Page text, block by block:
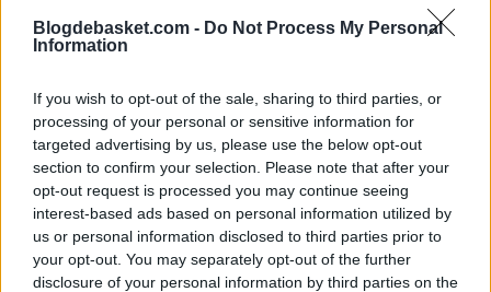
Blogdebasket.com - Do Not Process My Personal
Information
If you wish to opt-out of the sale, sharing to third parties, or
processing of your personal or sensitive information for
targeted advertising by us, please use the below opt-out
section to confirm your selection. Please note that after your
opt-out request is processed you may continue seeing
interest-based ads based on personal information utilized by
us or personal information disclosed to third parties prior to
your opt-out. You may separately opt-out of the further
disclosure of your personal information by third parties on the
Stephen Curry no es el único jugador que es capaz de darle la
victoria a su equipo con un triple desde mucho más allá de la línea
Este lanzamiento desde su cancha deSergio Lullle dio eltriunfo al
Real Madrid en Valencia (94-95)en un agónico final de partido en
el que los blancos tenían apenas 1,6 segundos para levantar la
ventaja de dos puntos para el Valencia Basket que había conseguido
Antoine Diot un instante antes.
El Valencia Basket pierde así su primer partido de la Liga Endesa en
lo que llevamos de temporada, por lo que deja de ser el único equipo
imbatido de la ACB.